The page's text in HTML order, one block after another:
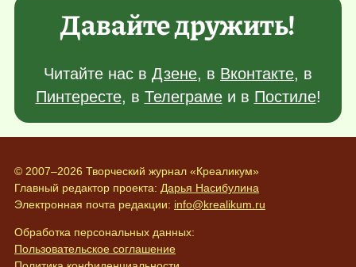
Давайте дружить!
Читайте нас в Дзене, в Вконтакте, в
Пинтересте, в Телеграмеи в Постиле!
© 2007–2026 Творческий журнал «Креаликум»
Главный редактор проекта: Дарья Насибулина
Электронная почта редакции: info@krealikum.ru
Обработка персональных данных:
Пользовательское соглашение